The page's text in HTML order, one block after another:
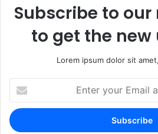
Subscribe to
to get the
Lorem ipsum dolor sit